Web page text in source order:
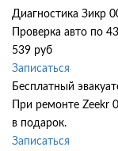
Диагностика Зикр
Проверка авто по
539 руб
Записаться
Бесплатный
При ремонте Zeekr
в подарок.
Записаться